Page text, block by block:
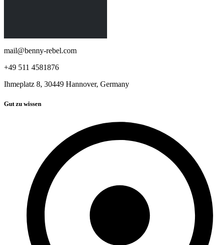
mail@benny-rebel.com
+49 511 4581876
Ihmeplatz 8, 30449 Hannover, Germany
Gut zu wissen